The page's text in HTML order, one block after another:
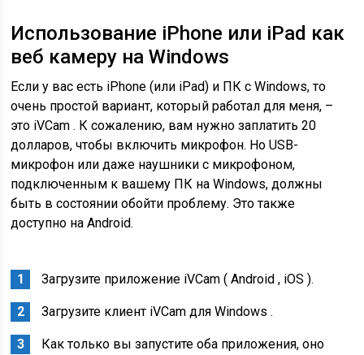
Использование iPhone или iPad как
веб камеру на Windows
Если у вас есть iPhone (или iPad) и ПК с Windows, то
очень простой вариант, который работал для меня, –
это iVCam . К сожалению, вам нужно заплатить 20
долларов, чтобы включить микрофон. Но USB-
микрофон или даже наушники с микрофоном,
подключенным к вашему ПК на Windows, должны
быть в состоянии обойти проблему. Это также
доступно на Android.
Загрузите приложение iVCam ( Android , iOS ).
Загрузите клиент iVCam для Windows .
Как только вы запустите оба приложения, оно